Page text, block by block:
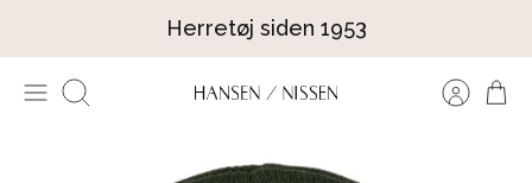
Herretøj siden 1953
Søg